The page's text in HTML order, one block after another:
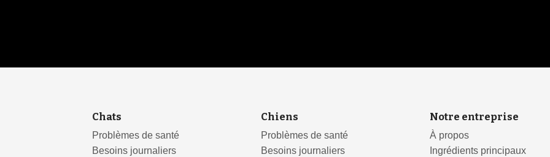
Chats
Problèmes de santé
Besoins journaliers
Chiens
Problèmes de santé
Besoins journaliers
Notre entreprise
À propos
Ingrédients principaux